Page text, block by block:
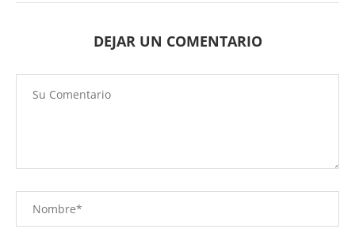
DEJAR UN COMENTARIO